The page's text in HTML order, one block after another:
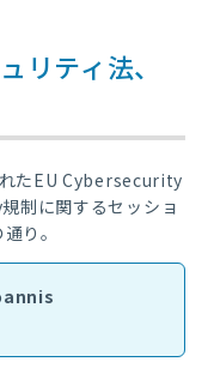
リティ法、
たEU Cybersecurity
制に関するセッショ
り。